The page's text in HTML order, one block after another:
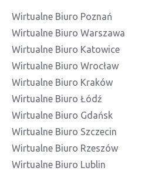
Wirtualne Biuro Poznań
Wirtualne Biuro Warszawa
Wirtualne Biuro Katowice
Wirtualne Biuro Wrocław
Wirtualne Biuro Kraków
Wirtualne Biuro Łódź
Wirtualne Biuro Gdańsk
Wirtualne Biuro Szczecin
Wirtualne Biuro Rzeszów
Wirtualne Biuro Lublin